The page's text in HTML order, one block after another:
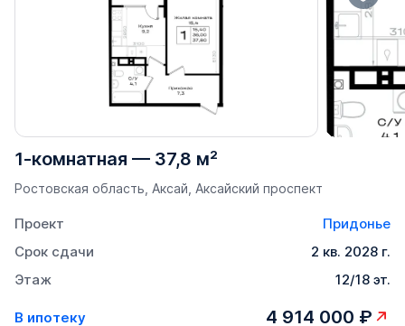
1-комнатная — 37,8 м²
Ростовская область, Аксай, Аксайский проспект
Проект
Придонье
Срок сдачи
2 кв. 2028 г.
Этаж
12/18 эт.
В ипотеку
4 914 000 ₽